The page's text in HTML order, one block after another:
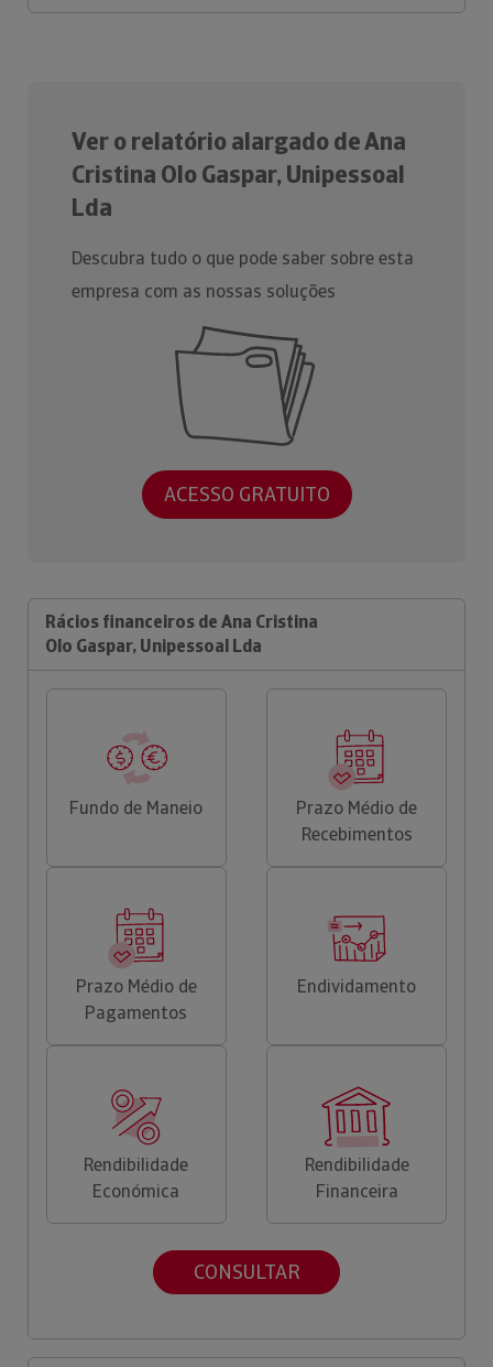
Ver o relatório alargado de Ana
Cristina Olo Gaspar, Unipessoal
Lda
Descubra tudo o que pode saber sobre esta
empresa com as nossas soluções
ACESSO GRATUITO
Rácios financeiros de Ana Cristina
Olo Gaspar, Unipessoal Lda
Fundo de Maneio
Prazo Médio de
Recebimentos
Prazo Médio de
Pagamentos
Endividamento
Rendibilidade
Económica
Rendibilidade
Financeira
CONSULTAR